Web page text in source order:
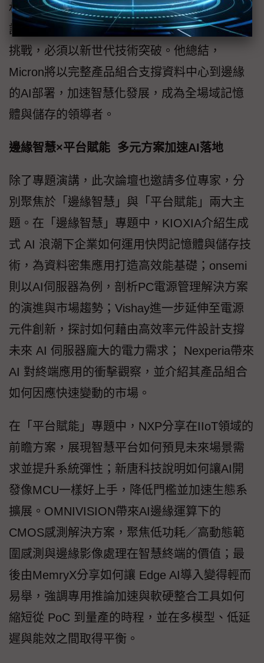
林文斌強調，生成式AI與高解析度影像辨識對
記憶體需求激增，再加上多核心架構對頻寬的
挑戰，必須以新世代技術突破。他總結，
Micron將以完整產品組合支撐資料中心到邊緣
的AI部署，加速智慧化發展，成為全場域記憶
體與儲存的領導者。
邊緣智慧×平台賦能 多元方案加速AI落地
除了專題演講，此次論壇也邀請多位專家，分
別聚焦於「邊緣智慧」與「平台賦能」兩大主
題。在「邊緣智慧」專題中，KIOXIA介紹生成
式 AI 浪潮下企業如何運用快閃記憶體與儲存技
術，為資料密集應用打造高效能基礎；onsemi
則以AI伺服器為例，剖析PC電源管理解決方案
的演進與市場趨勢；Vishay進一步延伸至電源
元件創新，探討如何藉由高效率元件設計支撐
未來 AI 伺服器龐大的電力需求； Nexperia帶來
AI 對終端應用的衝擊觀察，並介紹其產品組合
如何因應快速變動的市場。
在「平台賦能」專題中，NXP分享在IIoT領域的
前瞻方案，展現智慧平台如何預見未來場景需
求並提升系統彈性；新唐科技說明如何讓AI開
發像MCU一樣好上手，降低門檻並加速生態系
擴展。OMNIVISION帶來AI邊緣運算下的
CMOS感測解決方案，聚焦低功耗／高動態範
圍感測與邊緣影像處理在智慧終端的價值；最
後由MemryX分享如何讓 Edge AI導入變得輕而
易舉，強調專用推論加速與軟硬整合工具如何
縮短從 PoC 到量產的時程，並在多模型、低延
遲與能效之間取得平衡。